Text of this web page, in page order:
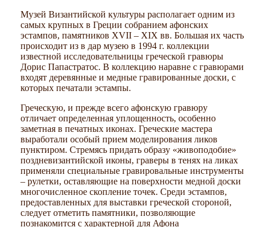
Музей Византийской культуры располагает одним из
самых крупных в Греции собранием афонских
эстампов, памятников XVII – XIX вв. Большая их часть
происходит из в дар музею в 1994 г. коллекции
известной исследовательницы греческой гравюры
Дорис Папастратос. В коллекцию наравне с гравюрами
входят деревянные и медные гравированные доски, с
которых печатали эстампы.
Греческую, и прежде всего афонскую гравюру
отличает определенная уплощенность, особенно
заметная в печатных иконах. Греческие мастера
выработали особый прием моделирования ликов
пунктиром. Стремясь придать образу «живоподобие»
поздневизантийской иконы, граверы в тенях на ликах
применяли специальные гравировальные инструменты
– рулетки, оставляющие на поверхности медной доски
многочисленное скопление точек. Среди эстампов,
предоставленных для выставки греческой стороной,
следует отметить памятники, позволяющие
познакомится с характерной для Афона